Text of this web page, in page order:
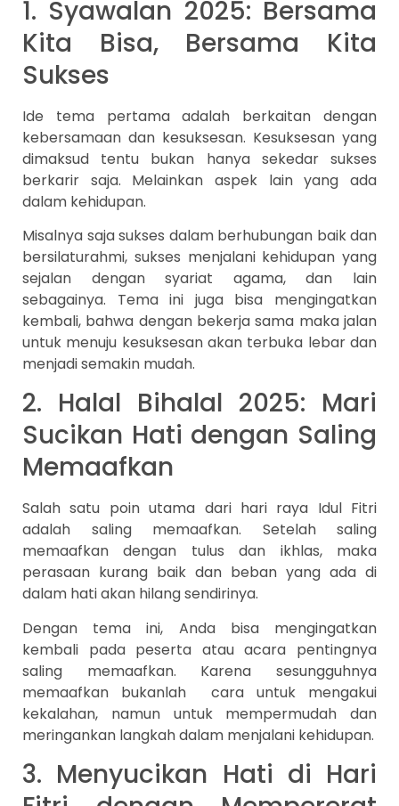
1. Syawalan 2025: Bersama
Kita Bisa, Bersama Kita
Sukses
Ide tema pertama adalah berkaitan dengan
kebersamaan dan kesuksesan. Kesuksesan yang
dimaksud tentu bukan hanya sekedar sukses
berkarir saja. Melainkan aspek lain yang ada
dalam kehidupan.
Misalnya saja sukses dalam berhubungan baik dan
bersilaturahmi, sukses menjalani kehidupan yang
sejalan dengan syariat agama, dan lain
sebagainya. Tema ini juga bisa mengingatkan
kembali, bahwa dengan bekerja sama maka jalan
untuk menuju kesuksesan akan terbuka lebar dan
menjadi semakin mudah.
2. Halal Bihalal 2025: Mari
Sucikan Hati dengan Saling
Memaafkan
Salah satu poin utama dari hari raya Idul Fitri
adalah saling memaafkan. Setelah saling
memaafkan dengan tulus dan ikhlas, maka
perasaan kurang baik dan beban yang ada di
dalam hati akan hilang sendirinya.
Dengan tema ini, Anda bisa mengingatkan
kembali pada peserta atau acara pentingnya
saling memaafkan. Karena sesungguhnya
memaafkan bukanlah cara untuk mengakui
kekalahan, namun untuk mempermudah dan
meringankan langkah dalam menjalani kehidupan.
3. Menyucikan Hati di Hari